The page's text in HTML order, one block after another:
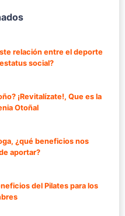
relación entre el deporte
social?
¡Revitalízate!, Que es la
Otoñal
¿qué beneficios nos
aportar?
del Pilates para los